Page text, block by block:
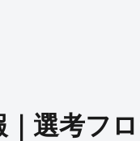
選考フ